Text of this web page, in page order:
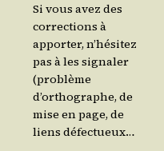
Si vous avez des
corrections à
apporter, n’hésitez
pas à les signaler
(problème
d’orthographe, de
mise en page, de
liens défectueux…